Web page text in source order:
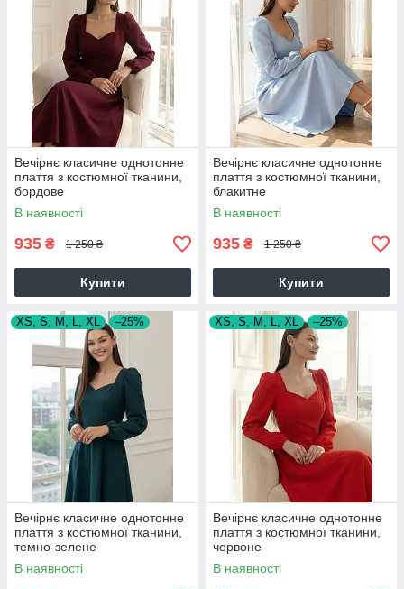
Вечірнє класичне однотонне
плаття з костюмної тканини,
бордове
В наявності
935 ₴ 1 250 ₴
Купити
Вечірнє класичне однотонне
плаття з костюмної тканини,
блакитне
В наявності
935 ₴ 1 250 ₴
Купити
XS, S, M, L, XL –25%
Вечірнє класичне однотонне
плаття з костюмної тканини,
темно-зелене
В наявності
XS, S, M, L, XL –25%
Вечірнє класичне однотонне
плаття з костюмної тканини,
червоне
В наявності